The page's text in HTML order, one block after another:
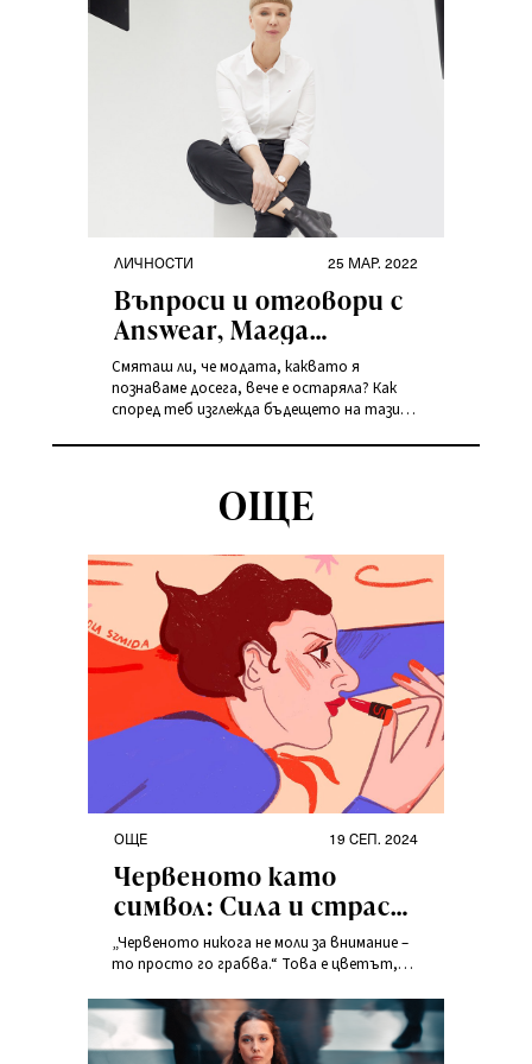
answear.LAB
answear.LAB – нашата собствена марка.
Разговаряме с нейния бранд директор Ага
Корсак за идеите, които стоят зад
answear.LAB, за задкулисието при
създаването на една колекция, за
предстоящите предизвикателства и
постигнатите успехи.
ЛИЧНОСТИ 25 МАР. 2022
Въпроси и отговори с
Answear, Магда
Дабровска, член на
Управителния съвет
на Answear.
Смяташ ли, че модата, каквато я
познаваме досега, вече е остаряла? Как
според теб изглежда бъдещето на тази
OЩЕ
OЩЕ 19 СЕП. 2024
Червеното като
символ: Сила и страст
в културата и модата
„Червеното никога не моли за внимание –
то просто го грабва.“ Това е цветът,
емоции: любов и страст, но също така
сила и бунт.